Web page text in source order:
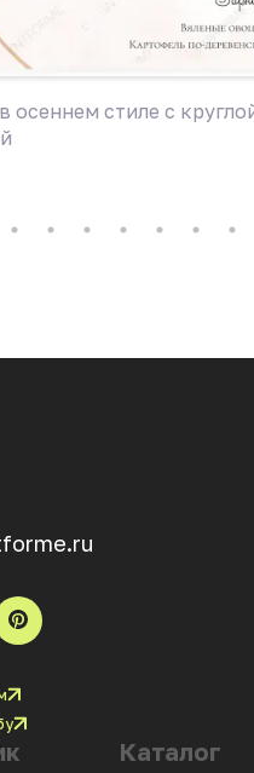
осеннем стиле с
Каталог